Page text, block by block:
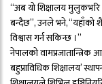
“अब यो शिक्षालय मुलुकभरि
बन्दैछ”, उनले भने, “यहाँको
विश्वास गर्न सकिन्छ ।”
नेपालको वामप्रजातान्त्रिक
बहुप्राविधिक शिक्षालय’